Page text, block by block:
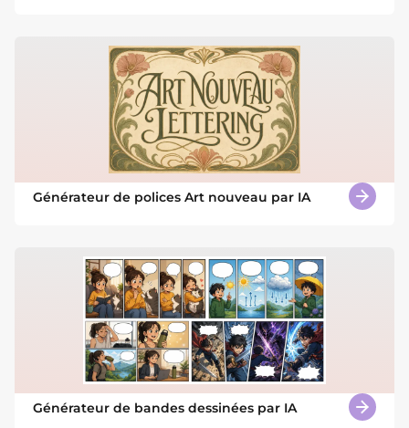
Générateur de polices Art nouveau par IA
Générateur de bandes dessinées par IA